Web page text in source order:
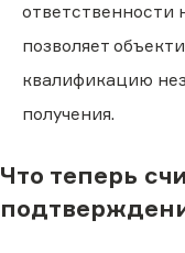
ответственности
позволяет
квалификацию
получения.
Что теперь